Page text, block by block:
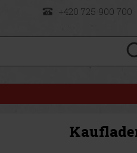
+420 725 900 700